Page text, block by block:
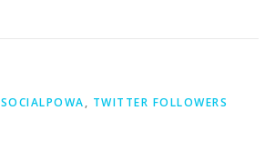
SOCIALPOWA, TWITTER FOLLOWERS